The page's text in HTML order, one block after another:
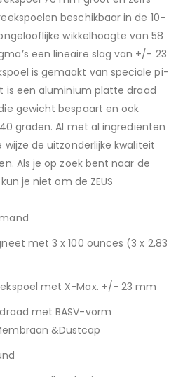
beschikbaar in de 10-
wikkelhoogte van 58
een lineaire slag van +/- 23
is gemaakt van speciale pi-
is een aluminium platte draad
gewicht bespaart en ook
graden. Al met al ingrediënten
wijze de uitzonderlijke kwaliteit
Als je op zoek bent naar de
je niet om de ZEUS
met 3 x 100 ounces (3 x 2,83
met X-Max. +/- 23 mm
met BASV-vorm
&Dustcap